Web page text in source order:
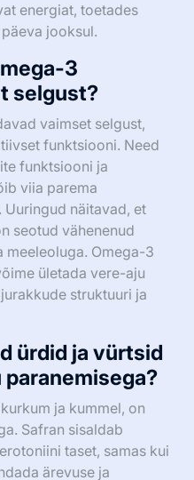
energiat, toetades
jooksul.
3
selgust?
vaimset selgust,
funktsiooni. Need
funktsiooni ja
viia parema
Uuringud näitavad, et
seotud vähenenud
meeleoluga. Omega-3
ületada vere-aju
struktuuri ja
ürdid ja vürtsid
ja kummel, on
Safran sisaldab
taset, samas kui
ärevuse ja